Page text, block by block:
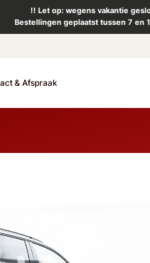
!! Let op: wegens vakantie
Bestellingen geplaatst tussen 7 en
& Afspraak